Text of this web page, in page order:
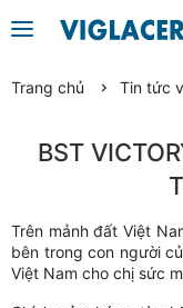
Trang chủ Tin tức
BST
Trên mảnh đất Việt
bên trong con người
Việt Nam cho chị sức